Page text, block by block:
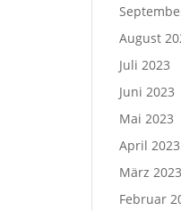
August
Juli 2023
Juni 2023
Mai 2023
April 2023
März 2023
Februar